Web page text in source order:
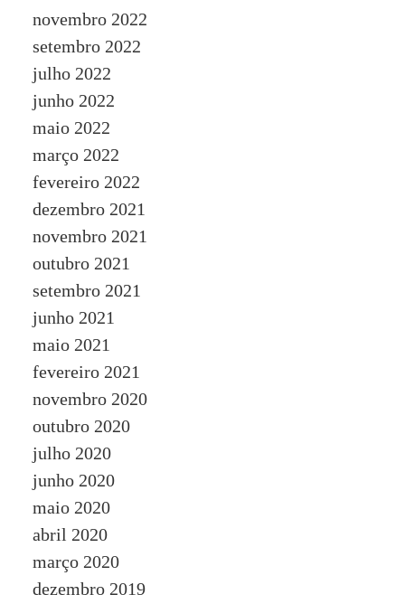
novembro 2022
setembro 2022
julho 2022
junho 2022
maio 2022
março 2022
fevereiro 2022
dezembro 2021
novembro 2021
outubro 2021
setembro 2021
junho 2021
maio 2021
fevereiro 2021
novembro 2020
outubro 2020
julho 2020
junho 2020
maio 2020
abril 2020
março 2020
dezembro 2019